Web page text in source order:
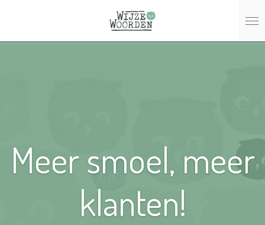
Meer smoel, meer
klanten!